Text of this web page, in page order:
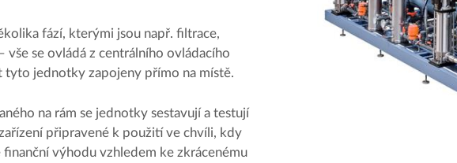
fází, kterými jsou např. filtrace,
vše se ovládá z centrálního ovládacího
tyto jednotky zapojeny přímo na místě.
na rám se jednotky sestavují a testují
připravené k použití ve chvíli, kdy
výhodu vzhledem ke zkrácenému